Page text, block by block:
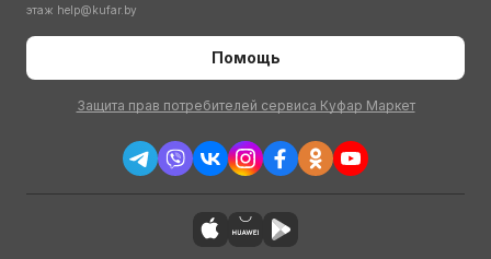
этаж help@kufar.by
Помощь
Защита прав потребителей сервиса Куфар Маркет